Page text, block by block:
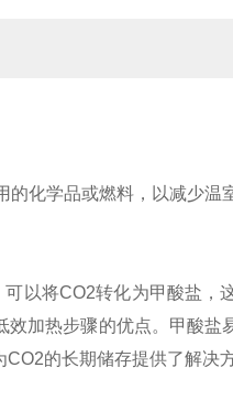
化学品或燃料，以减少温
以将CO2转化为甲酸盐，
加热步骤的优点。甲酸盐
的长期储存提供了解决方